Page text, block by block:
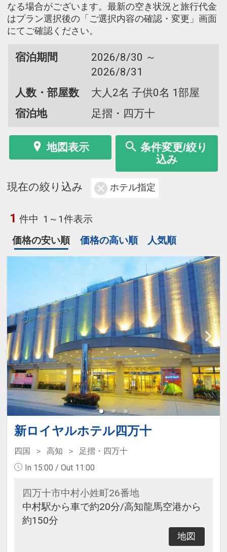
なる場合がございます。最新の空き状況と旅行代金
はプラン選択後の「ご選択内容の確認・変更」画面
にてご確認ください。
宿泊期間
2026/8/30 ～
2026/8/31
人数・部屋数
大人2名 子供0名 1部屋
宿泊地
足摺・四万十
地図表示
条件変更/絞り
込み
現在の絞り込み ホテル指定
1 件中 1～1件表示
価格の安い順
価格の高い順 人気順
新ロイヤルホテル四万十
四国 高知
足摺・四万十
In 15:00 / Out 11:00
四万十市中村小姓町26番地
中村駅から車で約20分/高知龍馬空港から
約150分
地図